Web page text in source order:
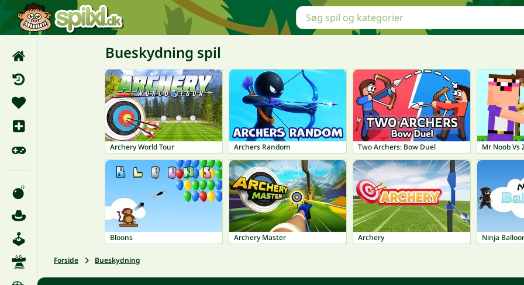
Bueskydning spil
Archery World Tour Archers Random Two Archers: Bow Duel Mr Noob Vs
Bloons Archery Master Archery Ninja
Forside Bueskydning